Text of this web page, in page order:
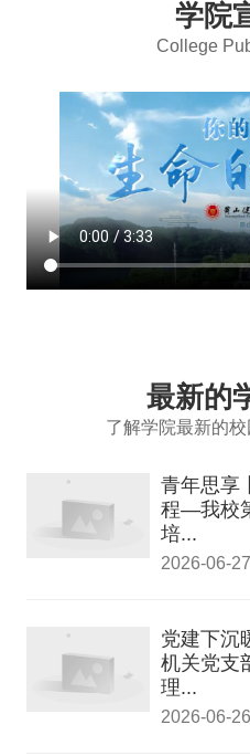
学院
College
最新的
了解学院最新的
青年思享
程—我校
培...
2026-06-
党建下沉
机关党支
理...
2026-06-